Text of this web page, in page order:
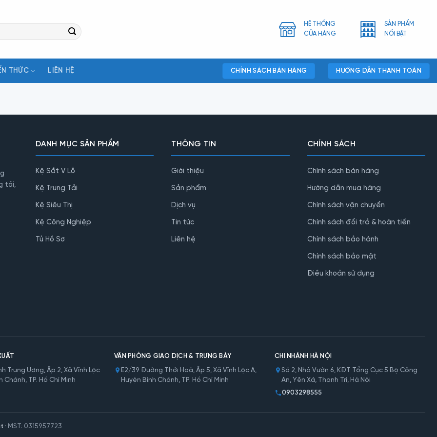
HỆ THỐNG
CỬA HÀNG
SẢN PHẨM
NỔI BẬT
THỨC LIÊN HỆ CHÍNH SÁCH BÁN HÀNG HƯỚNG DẪN THANH TOÁN
tải,
DANH MỤC SẢN PHẨM
Kệ Sắt V Lỗ
Kệ Trung Tải
Kệ Siêu Thị
Kệ Công Nghiệp
Tủ Hồ Sơ
THÔNG TIN
Giới thiệu
Sản phẩm
Dịch vụ
Tin tức
Liên hệ
CHÍNH SÁCH
Chính sách bán hàng
Hướng dẫn mua hàng
Chính sách vận chuyển
Chính sách đổi trả & hoàn tiền
Chính sách bảo hành
Chính sách bảo mật
Điều khoản sử dụng
Trung Ương, Ấp 2, Xã Vĩnh Lộc
Chánh, TP. Hồ Chí Minh
VĂN PHÒNG GIAO DỊCH & TRƯNG BÀY
E2/39 Đường Thới Hoà, Ấp 5, Xã Vĩnh Lộc A,
Huyện Bình Chánh, TP. Hồ Chí Minh
CHI NHÁNH HÀ NỘI
Số 2, Nhà Vườn 6, KĐT Tổng Cục 5 Bộ Công
An, Yên Xá, Thanh Trì, Hà Nội
0903298555
· MST: 0315957723